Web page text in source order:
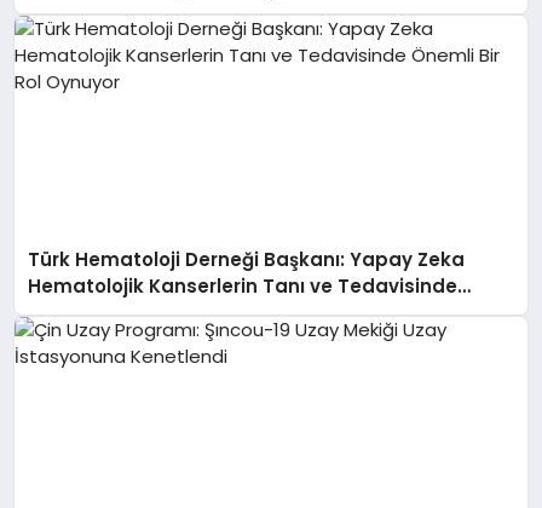
Türk Hematoloji Derneği Başkanı: Yapay Zeka
Hematolojik Kanserlerin Tanı ve Tedavisinde
Önemli Bir Rol Oynuyor